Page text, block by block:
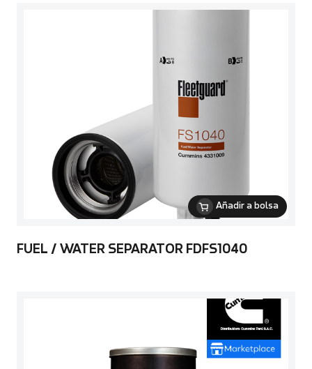
Añadir a bolsa
FUEL / WATER SEPARATOR FDFS1040